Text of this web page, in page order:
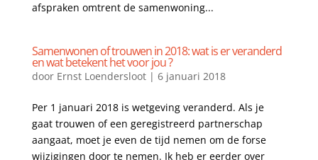
afspraken omtrent de samenwoning...
Samenwonen of trouwen in 2018: wat is er veranderd
en wat betekent het voor jou ?
door Ernst Loendersloot| 6 januari 2018
Per 1 januari 2018 is wetgeving veranderd. Als je
gaat trouwen of een geregistreerd partnerschap
aangaat, moet je even de tijd nemen om de forse
wijzigingen door te nemen. Ik heb er eerder over